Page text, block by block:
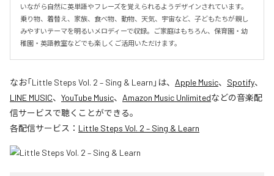
いながら自然に英単語やフレーズを覚えられるようデザインされています。
乗り物、着替え、家族、食べ物、動物、天気、宇宙など、子どもたちが親し
みやすいテーマを明るいメロディーで収録。ご家庭はもちろん、保育園・幼
稚園・英語教室などでも楽しくご活用いただけます。
なお「Little Steps Vol. 2 – Sing & Learn 」は、 Apple Music、 Spotify、
LINE MUSIC、 YouTube Music、 Amazon Music Unlimitedなどの音楽配
信サービスで聴くことができる。
各配信サービス： Little Steps Vol. 2 – Sing & Learn